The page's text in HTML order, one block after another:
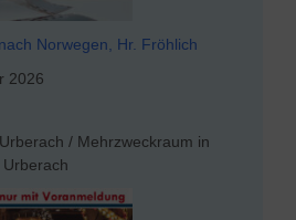
Norwegen, Hr. Fröhlich
2026
/ Mehrzweckraum in